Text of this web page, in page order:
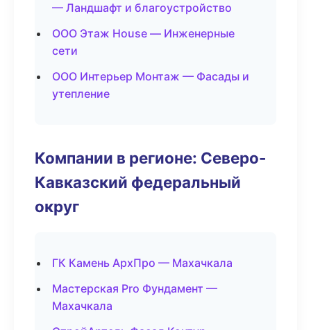
— Ландшафт и благоустройство
ООО Этаж House — Инженерные
сети
ООО Интерьер Монтаж — Фасады и
утепление
Компании в регионе: Северо-
Кавказский федеральный
округ
ГК Камень АрхПро — Махачкала
Мастерская Pro Фундамент —
Махачкала